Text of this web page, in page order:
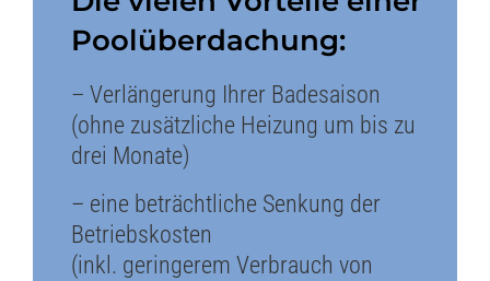
Poolüberdachung:
– Verlängerung Ihrer Badesaison
(ohne zusätzliche Heizung um bis zu
drei Monate)
– eine beträchtliche Senkung der
Betriebskosten
(inkl. geringerem Verbrauch von